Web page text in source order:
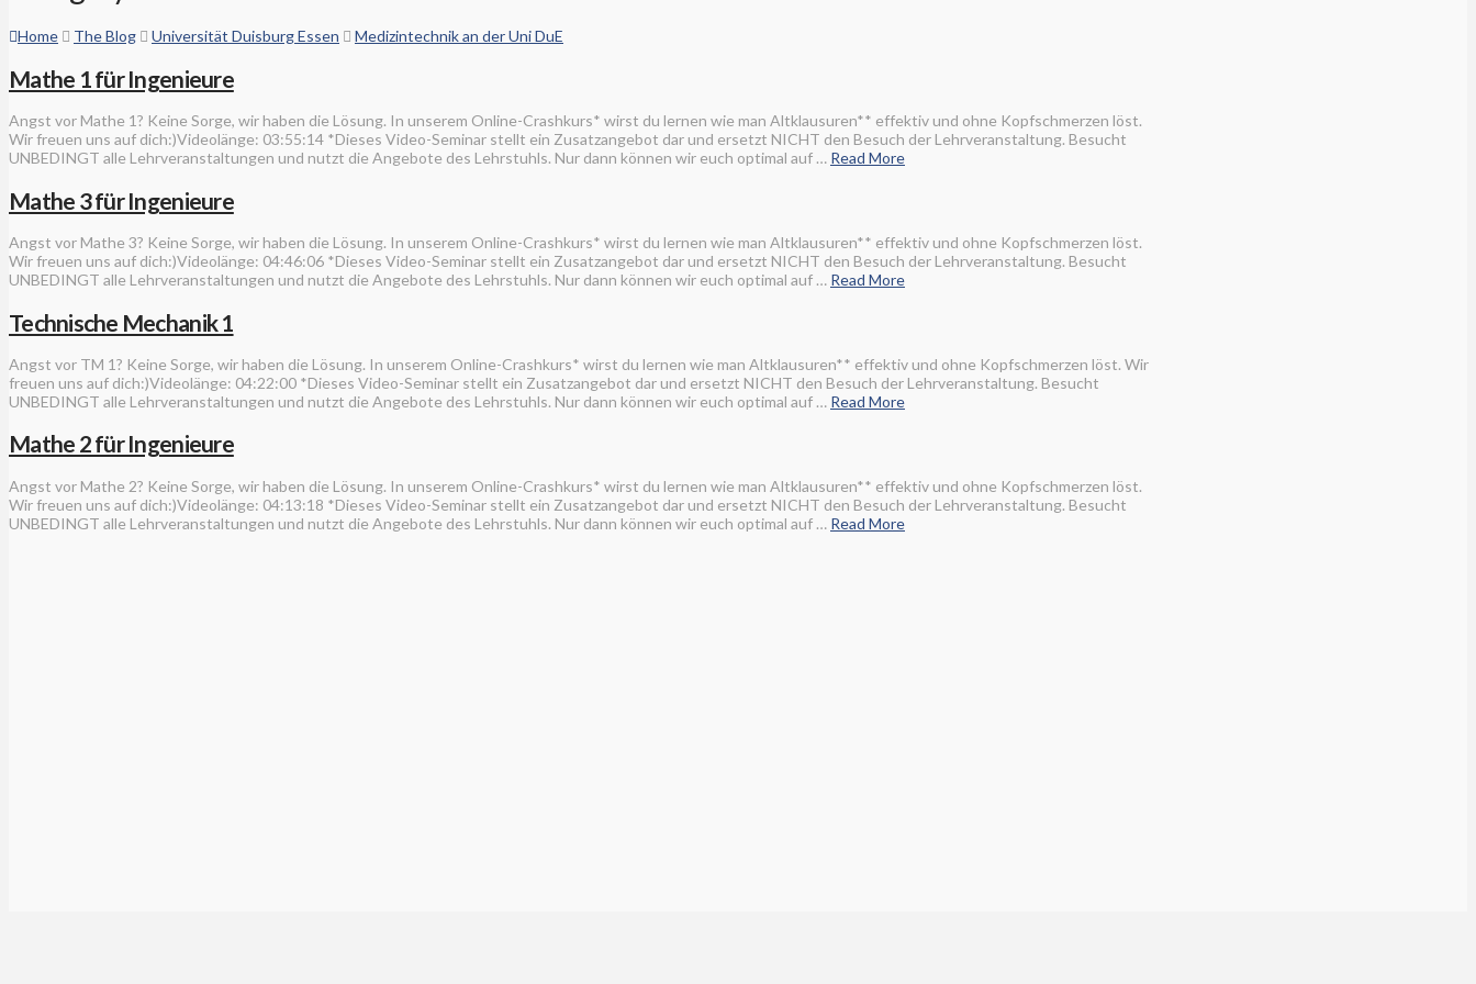
Home The Blog Universität Duisburg Essen Medizintechnik an der Uni DuE
Mathe 1 für Ingenieure
Angst vor Mathe 1? Keine Sorge, wir haben die Lösung. In unserem Online-Crashkurs* wirst du lernen wie man Altklausuren** effektiv und ohne Kopfschmerzen löst.
Wir freuen uns auf dich:)Videolänge: 03:55:14 *Dieses Video-Seminar stellt ein Zusatzangebot dar und ersetzt NICHT den Besuch der Lehrveranstaltung. Besucht
UNBEDINGT alle Lehrveranstaltungen und nutzt die Angebote des Lehrstuhls. Nur dann können wir euch optimal auf … Read More
Mathe 3 für Ingenieure
Angst vor Mathe 3? Keine Sorge, wir haben die Lösung. In unserem Online-Crashkurs* wirst du lernen wie man Altklausuren** effektiv und ohne Kopfschmerzen löst.
Wir freuen uns auf dich:)Videolänge: 04:46:06 *Dieses Video-Seminar stellt ein Zusatzangebot dar und ersetzt NICHT den Besuch der Lehrveranstaltung. Besucht
UNBEDINGT alle Lehrveranstaltungen und nutzt die Angebote des Lehrstuhls. Nur dann können wir euch optimal auf … Read More
Technische Mechanik 1
Angst vor TM 1? Keine Sorge, wir haben die Lösung. In unserem Online-Crashkurs* wirst du lernen wie man Altklausuren** effektiv und ohne Kopfschmerzen löst. Wir
freuen uns auf dich:)Videolänge: 04:22:00 *Dieses Video-Seminar stellt ein Zusatzangebot dar und ersetzt NICHT den Besuch der Lehrveranstaltung. Besucht
UNBEDINGT alle Lehrveranstaltungen und nutzt die Angebote des Lehrstuhls. Nur dann können wir euch optimal auf … Read More
Mathe 2 für Ingenieure
Angst vor Mathe 2? Keine Sorge, wir haben die Lösung. In unserem Online-Crashkurs* wirst du lernen wie man Altklausuren** effektiv und ohne Kopfschmerzen löst.
Wir freuen uns auf dich:)Videolänge: 04:13:18 *Dieses Video-Seminar stellt ein Zusatzangebot dar und ersetzt NICHT den Besuch der Lehrveranstaltung. Besucht
UNBEDINGT alle Lehrveranstaltungen und nutzt die Angebote des Lehrstuhls. Nur dann können wir euch optimal auf … Read More